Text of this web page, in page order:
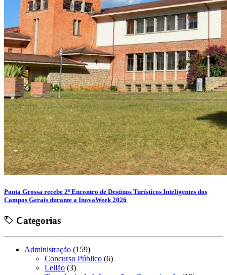
Ponta Grossa recebe 2º Encontro de Destinos Turísticos Inteligentes dos
Campos Gerais durante a InovaWeek 2026
Categorias
Administração (159)
Concurso Público (6)
Leilão (3)